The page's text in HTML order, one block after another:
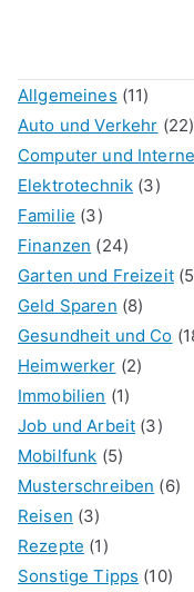
Allgemeines (11)
Auto und Verkehr (22)
Computer und
Elektrotechnik (3)
Familie (3)
Finanzen (24)
Garten und Freizeit
Geld Sparen (8)
Gesundheit und Co
Heimwerker (2)
Immobilien (1)
Job und Arbeit (3)
Mobilfunk (5)
Musterschreiben (6)
Reisen (3)
Rezepte (1)
Sonstige Tipps (10)